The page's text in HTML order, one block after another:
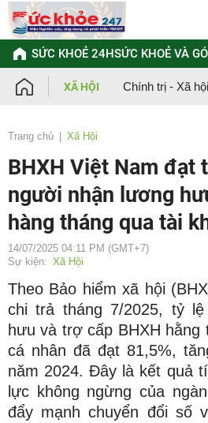
Chuyển
đến
nội
dung
SỨC KHOẺ 24HSỨC KHOẺ VÀ
XÃ HỘI Chính trị - Xã hội
Trang chủ Xã Hội
BHXH Việt Nam đạt
người nhận lương
hàng tháng qua tài
14/07/2025 04:11 PM (GMT+7)
Sự kiện: Xã Hội
Theo Bảo hiểm xã hội
chi trả tháng 7/2025, tỷ
hưu và trợ cấp BHXH hằng
cá nhân đã đạt 81,5%,
năm 2024. Đây là kết quả
lực không ngừng của
đẩy mạnh chuyển đổi số